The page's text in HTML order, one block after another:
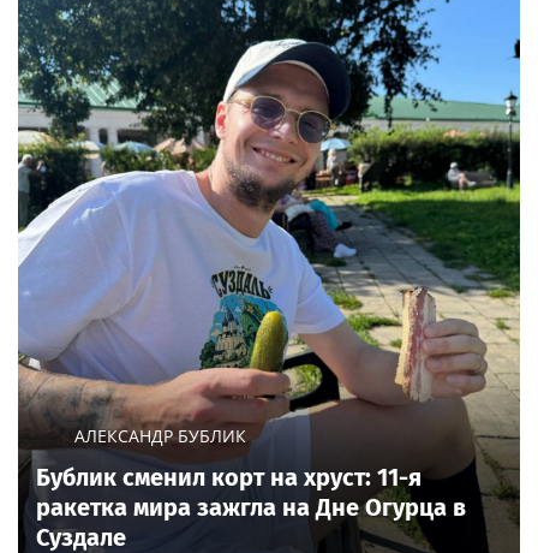
АЛЕКСАНДР БУБЛИК
Бублик сменил корт на хруст: 11-я
ракетка мира зажгла на Дне Огурца в
Суздале